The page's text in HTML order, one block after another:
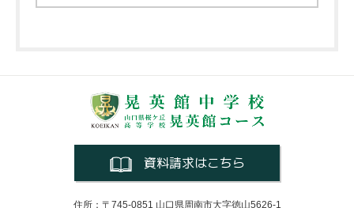
資料請求はこちら
住所：〒745-0851 山口県周南市大字徳山5626-1